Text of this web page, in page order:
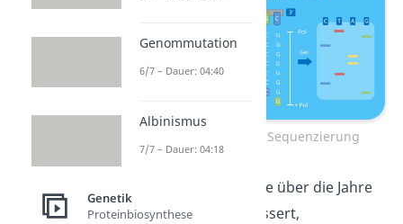
Ablauf der Sanger Sequenzierung
Das Verfahren wurde über die Jahre
hinweg stetig verbessert,
Genommutation
6/7 – Dauer: 04:40
Albinismus
7/7 – Dauer: 04:18
Genetik
Proteinbiosynthese